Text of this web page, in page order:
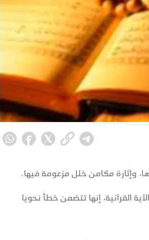
وإثارة مكامن خلل مزعومة فيها.
القرآنية، إنها تتضمن خطأ نحويا